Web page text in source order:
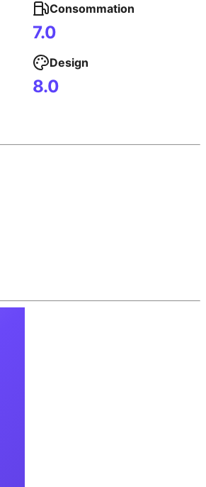
Consommation
7.0
Design
8.0